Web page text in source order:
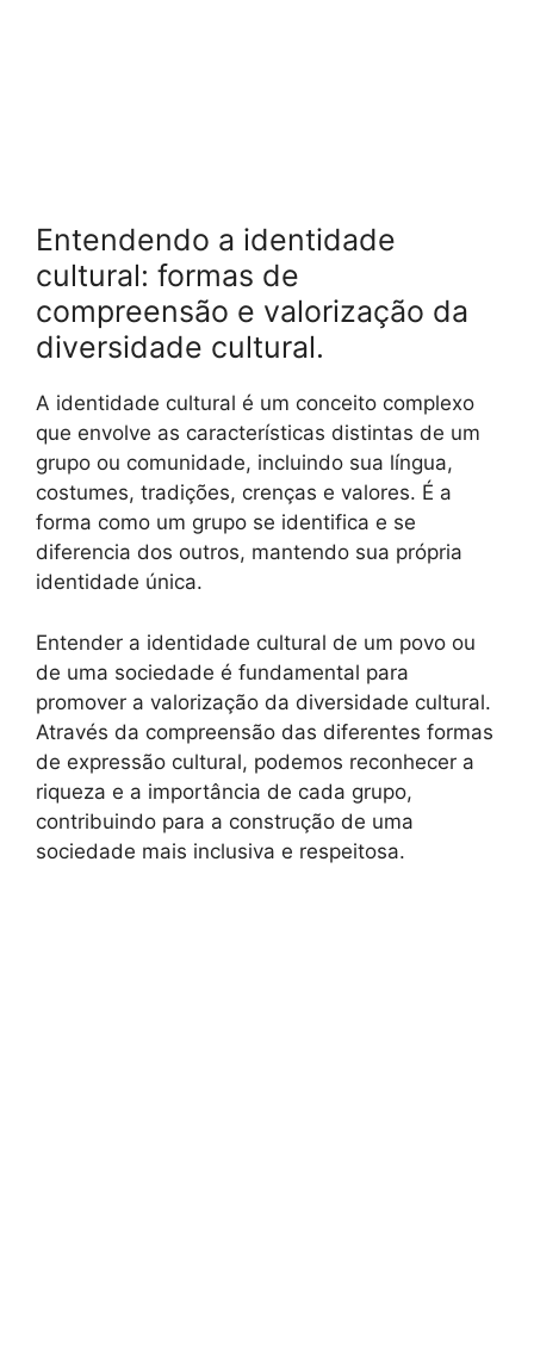
Entendendo a identidade
cultural: formas de
compreensão e valorização da
diversidade cultural.
A identidade cultural é um conceito complexo
que envolve as características distintas de um
grupo ou comunidade, incluindo sua língua,
costumes, tradições, crenças e valores. É a
forma como um grupo se identifica e se
diferencia dos outros, mantendo sua própria
identidade única.
Entender a identidade cultural de um povo ou
de uma sociedade é fundamental para
promover a valorização da diversidade cultural.
Através da compreensão das diferentes formas
de expressão cultural, podemos reconhecer a
riqueza e a importância de cada grupo,
contribuindo para a construção de uma
sociedade mais inclusiva e respeitosa.